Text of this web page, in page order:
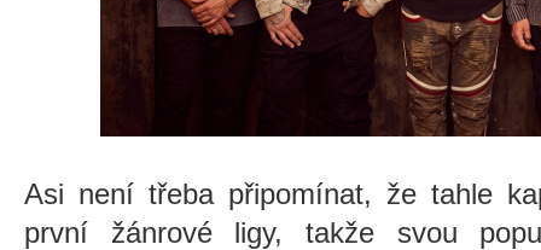
Asi není třeba připomínat, že tahle
první žánrové ligy, takže svou